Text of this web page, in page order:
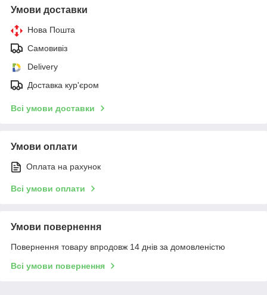
Умови доставки
Нова Пошта
Самовивіз
Delivery
Доставка кур'єром
Всі умови доставки
Умови оплати
Оплата на рахунок
Всі умови оплати
Умови повернення
Повернення товару впродовж 14 днів за домовленістю
Всі умови повернення